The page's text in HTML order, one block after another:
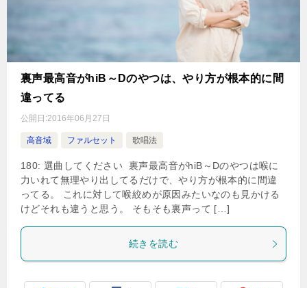
裏声最高音がhiB～Dのやつは、やり方が根本的に間
違ってる
公開日:2016年06月27日
高音域 ファルセット 歌唱法
180: 選曲してください 裏声最高音がhiB～Dのやつは喉に
力いれて無理やり出してるだけで、やり方が根本的に間違
ってる。 これに対して喉絞めが原因みたいなのも見かける
けどそれも違うと思う。 そもそも裏声って […]
続きを読む